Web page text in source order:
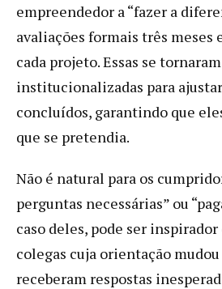
empreendedor a “fazer a
avaliações formais três meses
cada projeto. Essas se
institucionalizadas para
concluídos, garantindo que
que se pretendia.
Não é natural para os
perguntas necessárias” ou
caso deles, pode ser
colegas cuja orientação
receberam respostas